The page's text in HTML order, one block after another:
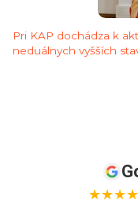
Pri KAP dochádza k
neduálnych vyšších
★★★★